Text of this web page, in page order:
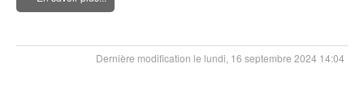
Dernière modification le lundi, 16 septembre 2024 14:04